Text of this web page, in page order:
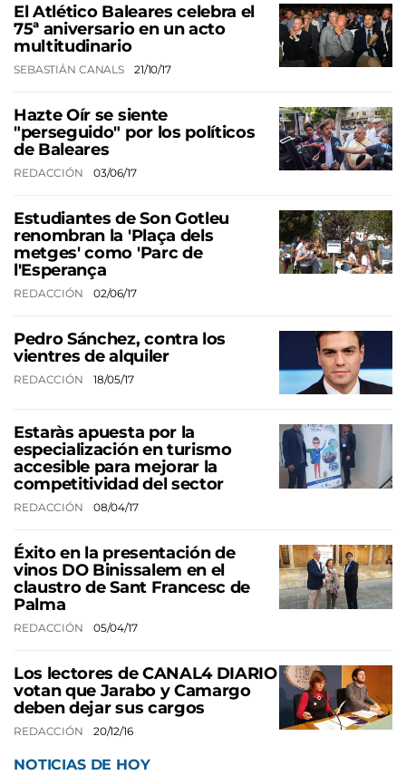
El Atlético Baleares celebra el
75ª aniversario en un acto
multitudinario
SEBASTIÁN CANALS 21/10/17
Hazte Oír se siente
"perseguido" por los políticos
de Baleares
REDACCIÓN 03/06/17
Estudiantes de Son Gotleu
renombran la 'Plaça dels
metges' como 'Parc de
l'Esperança
REDACCIÓN 02/06/17
Pedro Sánchez, contra los
vientres de alquiler
REDACCIÓN 18/05/17
Estaràs apuesta por la
especialización en turismo
accesible para mejorar la
competitividad del sector
REDACCIÓN 08/04/17
Éxito en la presentación de
vinos DO Binissalem en el
claustro de Sant Francesc de
Palma
REDACCIÓN 05/04/17
Los lectores de CANAL4 DIARIO
votan que Jarabo y Camargo
deben dejar sus cargos
REDACCIÓN 20/12/16
NOTICIAS DE HOY